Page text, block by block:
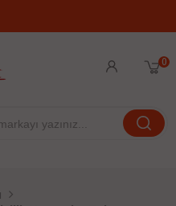
0